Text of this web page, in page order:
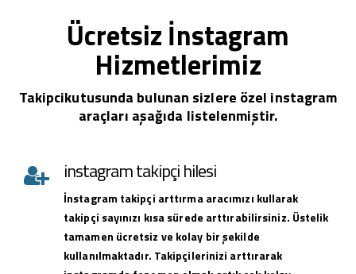
Ücretsiz İnstagram
Hizmetlerimiz
Takipcikutusunda bulunan sizlere özel instagram
araçları aşağıda listelenmiştir.
instagram takipçi hilesi
İnstagram takipçi arttırma aracımızı kullarak
takipçi sayınızı kısa sürede arttırabilirsiniz. Üstelik
tamamen ücretsiz ve kolay bir şekilde
kullanılmaktadır. Takipçilerinizi arttırarak